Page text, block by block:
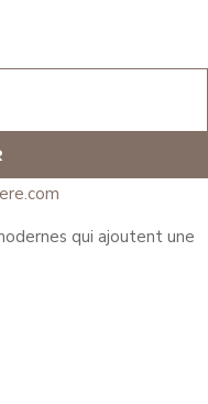
qui ajoutent une